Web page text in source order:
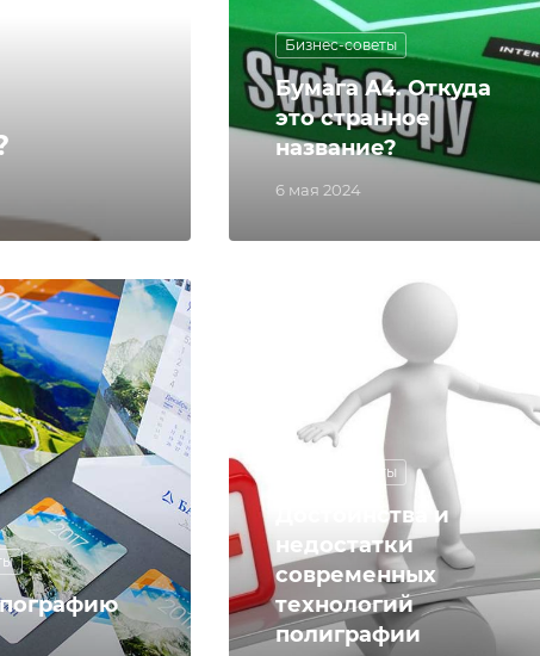
Бизнес-советы
6 мая 2024
Бумага А4. Откуда
это странное
название?
Бизнес-советы
Достоинства и
недостатки
современных
технологий
полиграфии